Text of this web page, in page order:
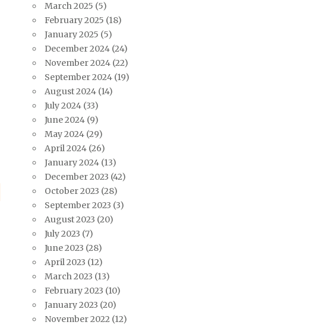
March 2025 (5)
February 2025 (18)
January 2025 (5)
December 2024(24)
November 2024(22)
September 2024(19)
August 2024(14)
July 2024(33)
June 2024(9)
May 2024(29)
April 2024(26)
January 2024(13)
December 2023 (42)
October 2023 (28)
September 2023 (3)
August 2023 (20)
July 2023 (7)
June 2023 (28)
April 2023 (12)
March 2023 (13)
February 2023 (10)
January 2023 (20)
November 2022 (12)